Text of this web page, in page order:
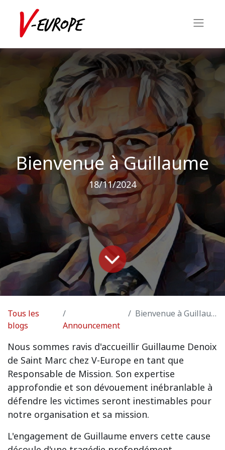
Bienvenue à Guillaume
18/11/2024
Tous les
blogs
Announcement
Bienvenue à Guillaume
Nous sommes ravis d'accueillir Guillaume Denoix
de Saint Marc chez V-Europe en tant que
Responsable de Mission. Son expertise
approfondie et son dévouement inébranlable à
défendre les victimes seront inestimables pour
notre organisation et sa mission.
L'engagement de Guillaume envers cette cause